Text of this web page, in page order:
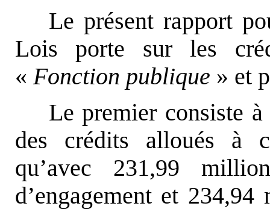
Le présent rapport
Lois porte sur les
«Fonction publique » et
Le premier consiste
des crédits alloués à
qu’avec 231,99
d’engagement et